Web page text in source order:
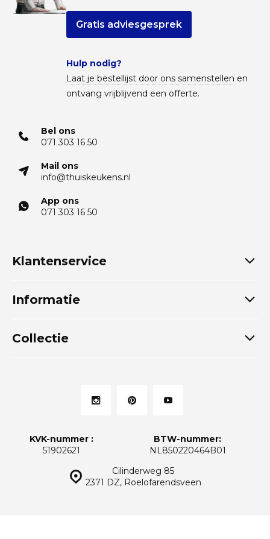
Gratis adviesgesprek
Hulp nodig?
Laat je bestellijst door ons samenstellen en
ontvang vrijblijvend een offerte.
Bel ons
071 303 16 50
Mail ons
info@thuiskeukens.nl
App ons
071 303 16 50
Klantenservice
Informatie
Collectie
Cilinderweg 85
2371 DZ, Roelofarendsveen
KVK-nummer :
51902621
BTW-nummer:
NL850220464B01